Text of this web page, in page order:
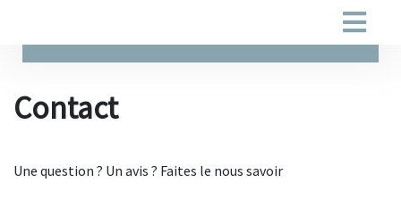
Contact
Une question ? Un avis ? Faites le nous savoir